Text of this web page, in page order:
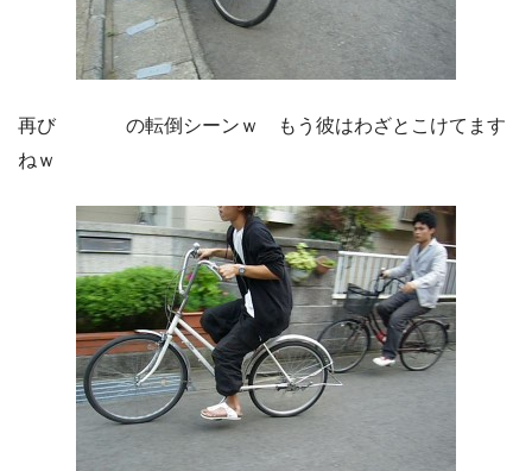
再びCARGO の転倒シーンｗ もう彼はわざとこけてます
ねｗ